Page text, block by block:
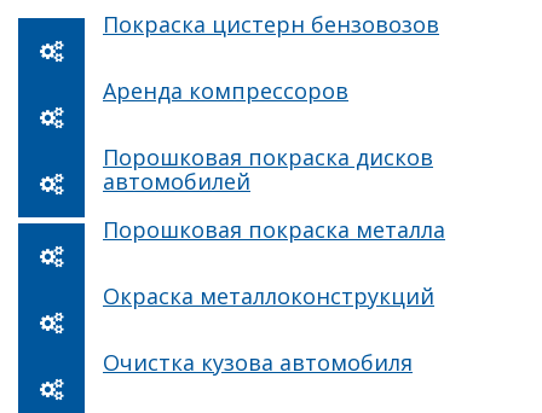
Покраска цистерн бензовозов
Аренда компрессоров
Порошковая покраска дисков
автомобилей
Порошковая покраска металла
Окраска металлоконструкций
Очистка кузова автомобиля